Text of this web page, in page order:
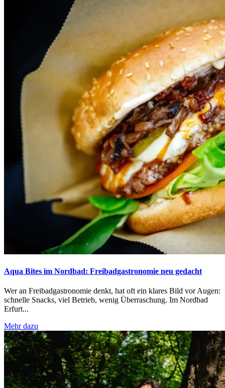
Aqua Bites im Nordbad: Freibadgastronomie neu gedacht
Wer an Freibadgastronomie denkt, hat oft ein klares Bild vor Augen:
schnelle Snacks, viel Betrieb, wenig Überraschung. Im Nordbad
Erfurt...
Mehr dazu